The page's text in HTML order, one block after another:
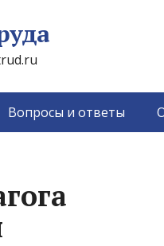
Вопросы и ответы